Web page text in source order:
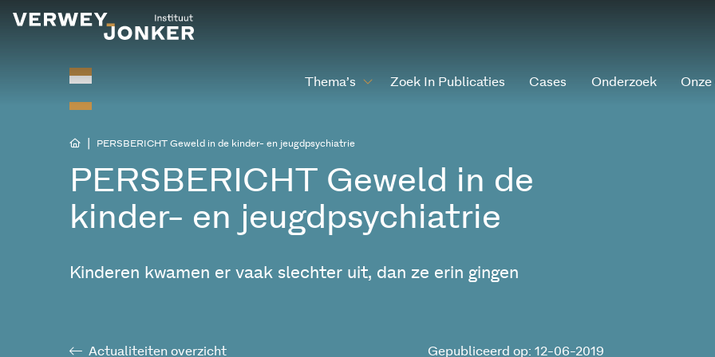
Thema’s Zoek In Publicaties Cases Onderzoek
PERSBERICHT Geweld in de kinder- en jeugdpsychiatrie
PERSBERICHT Geweld in de
kinder- en jeugdpsychiatrie
Kinderen kwamen er vaak slechter uit, dan ze erin gingen
Actualiteiten overzicht Gepubliceerd op: 12-06-2019